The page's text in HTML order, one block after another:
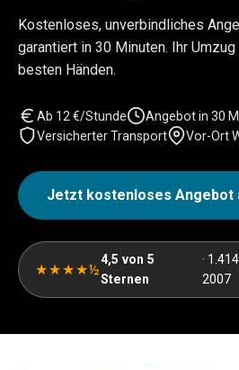
Kostenloses, unverbindliches
garantiert in 30 Minuten. Ihr
besten Händen.
Ab 12 €/Stunde
Angebot in 30
Versicherter Transport
Vor-Ort
Jetzt kostenloses Angebot
★★★★½
4,5 von 5
Sternen
·
2007